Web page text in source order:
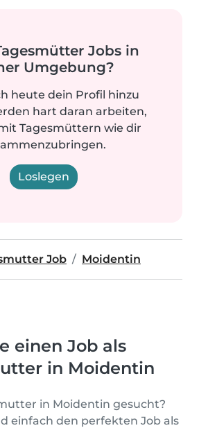
Jobs in
Umgebung?
heute dein Profil hinzu
hart daran arbeiten,
Tagesmüttern wie dir
Loslegen
Job Moidentin
einen Job als
in Moidentin
in Moidentin gesucht?
einfach den perfekten Job als